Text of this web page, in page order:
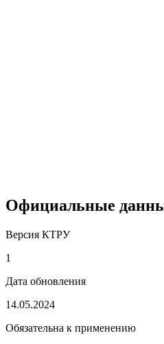
Официальные
Версия КТРУ
1
Дата обновления
14.05.2024
Обязательна к применению